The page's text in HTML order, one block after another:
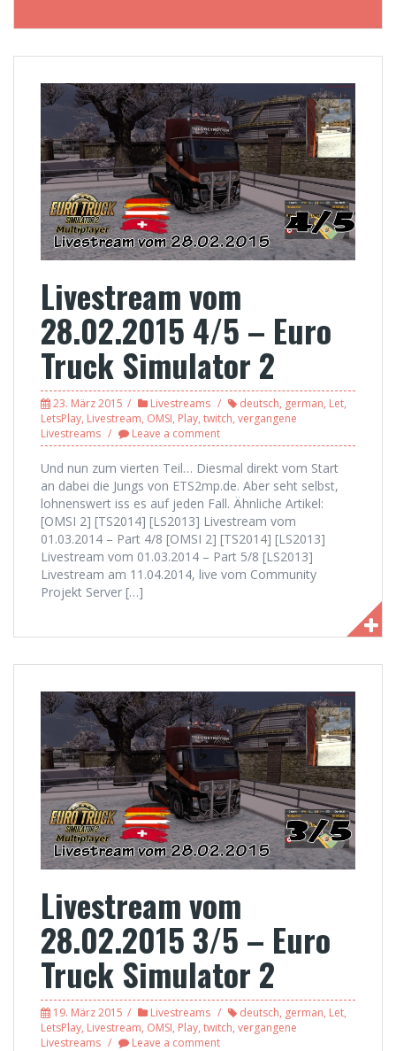
Livestream vom
28.02.2015 4/5 – Euro
Truck Simulator 2
23. März 2015 Livestreams deutsch, german, Let,
LetsPlay, Livestream, OMSI, Play, twitch, vergangene
Livestreams
Leave a comment
Und nun zum vierten Teil… Diesmal direkt vom Start
an dabei die Jungs von ETS2mp.de. Aber seht selbst,
lohnenswert iss es auf jeden Fall. Ähnliche Artikel:
[OMSI 2] [TS2014] [LS2013] Livestream vom
01.03.2014 – Part 4/8 [OMSI 2] [TS2014] [LS2013]
Livestream vom 01.03.2014 – Part 5/8 [LS2013]
Livestream am 11.04.2014, live vom Community
Projekt Server […]
Livestream vom
28.02.2015 3/5 – Euro
Truck Simulator 2
19. März 2015 Livestreams deutsch, german, Let,
LetsPlay, Livestream, OMSI, Play, twitch, vergangene
Livestreams
Leave a comment